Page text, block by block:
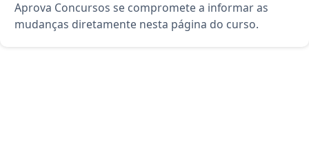
Aprova Concursos se compromete a informar as
mudanças diretamente nesta página do curso.